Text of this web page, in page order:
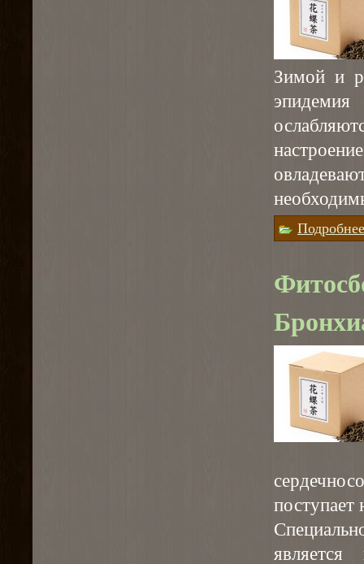
Зимой и
Подробнее
поступает